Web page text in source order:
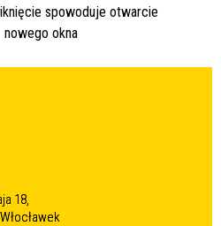
18,